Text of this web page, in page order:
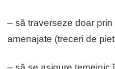
– să traverseze doar prin
amenajate (treceri de